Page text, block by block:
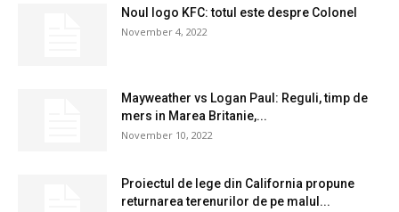
Noul logo KFC: totul este despre Colonel
November 4, 2022
Mayweather vs Logan Paul: Reguli, timp de
mers in Marea Britanie,...
November 10, 2022
Proiectul de lege din California propune
returnarea terenurilor de pe malul...